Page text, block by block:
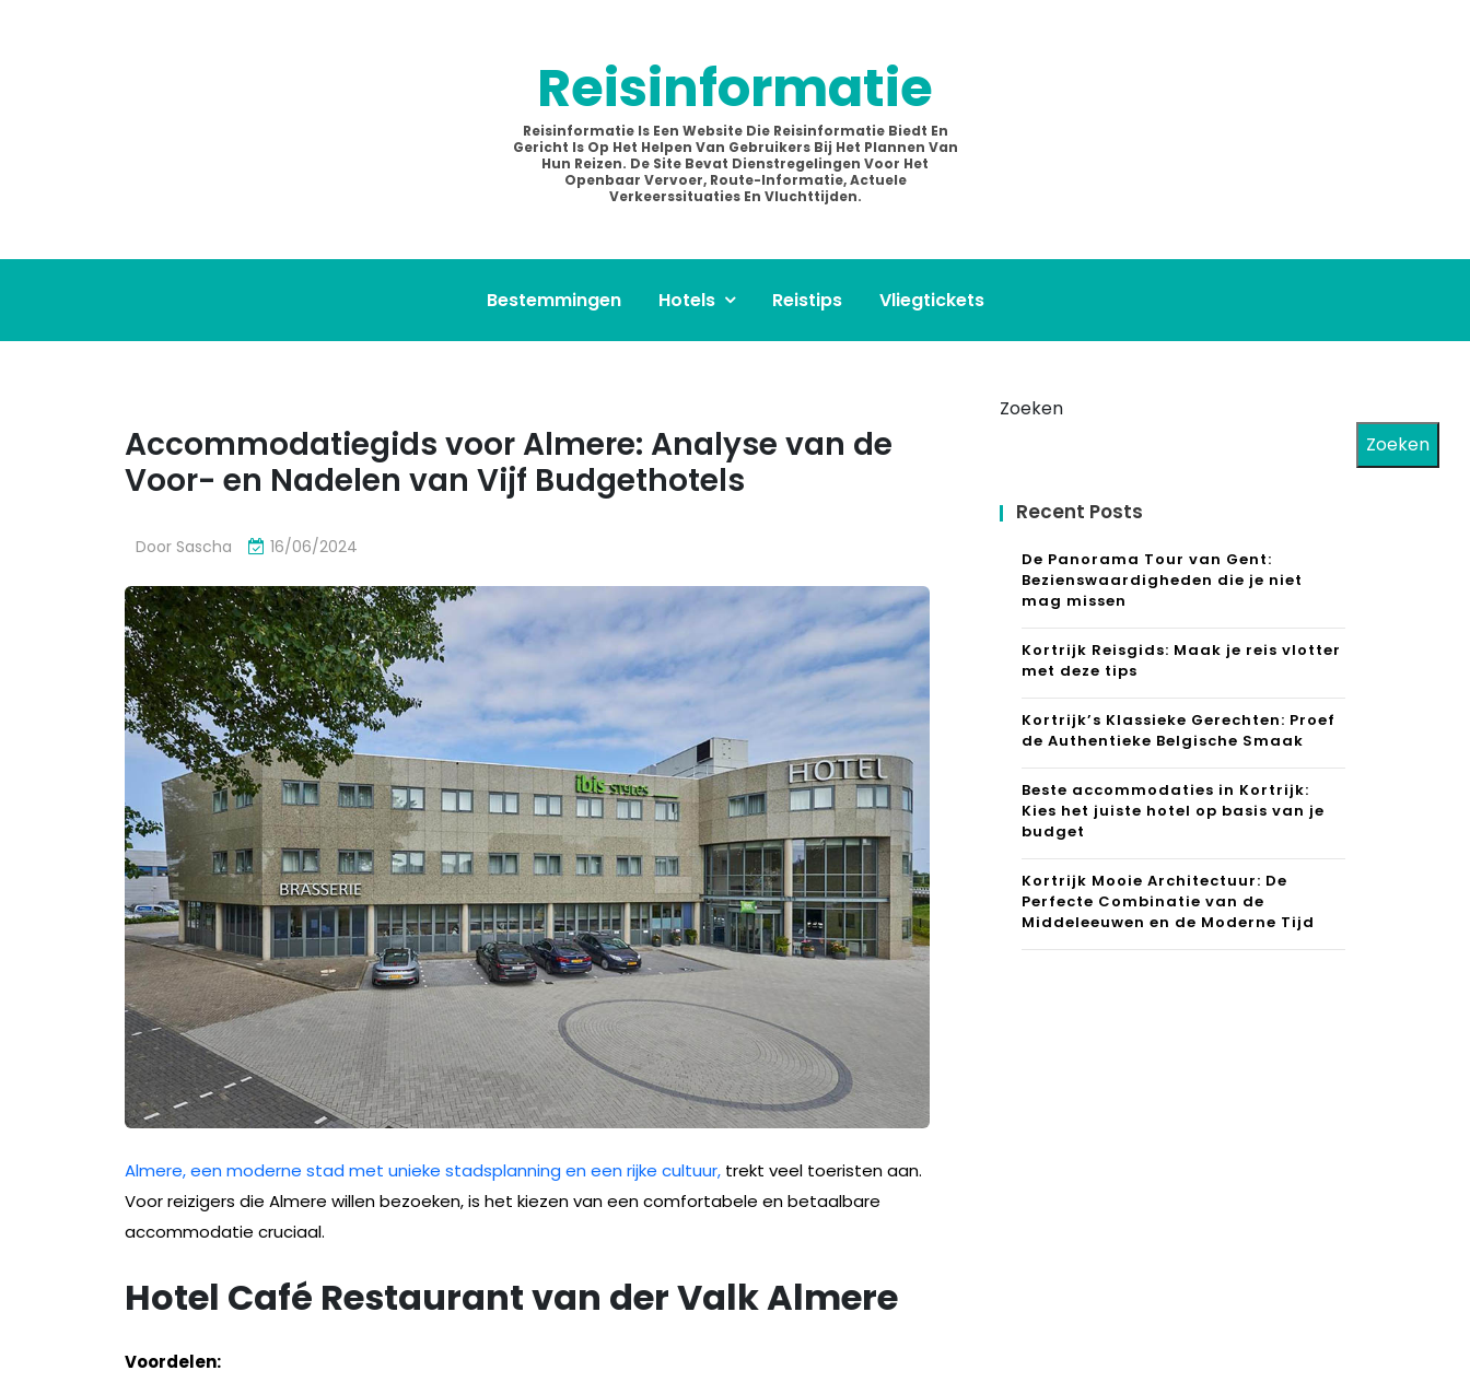
Reisinformatie
Reisinformatie Is Een Website Die Reisinformatie Biedt En
Gericht Is Op Het Helpen Van Gebruikers Bij Het Plannen Van
Hun Reizen. De Site Bevat Dienstregelingen Voor Het
Openbaar Vervoer, Route-Informatie, Actuele
Verkeerssituaties En Vluchttijden.
Bestemmingen Hotels Reistips Vliegtickets
Accommodatiegids voor Almere: Analyse van de
Voor- en Nadelen van Vijf Budgethotels
Door Sascha 16/06/2024
Almere, een moderne stad met unieke stadsplanning en een rijke cultuur, trekt veel toeristen aan.
Voor reizigers die Almere willen bezoeken, is het kiezen van een comfortabele en betaalbare
accommodatie cruciaal.
Hotel Café Restaurant van der Valk Almere
Voordelen:
Zoeken
Zoeken
Recent Posts
De Panorama Tour van Gent:
Bezienswaardigheden die je niet
mag missen
Kortrijk Reisgids: Maak je reis vlotter
met deze tips
Kortrijk’s Klassieke Gerechten: Proef
de Authentieke Belgische Smaak
Beste accommodaties in Kortrijk:
Kies het juiste hotel op basis van je
budget
Kortrijk Mooie Architectuur: De
Perfecte Combinatie van de
Middeleeuwen en de Moderne Tijd